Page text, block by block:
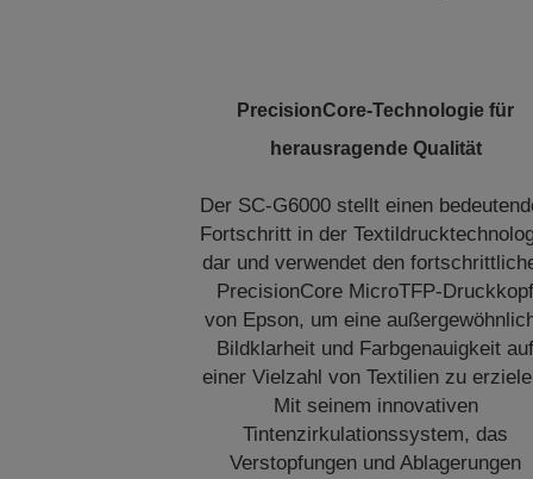
PrecisionCore-Technologie für
herausragende Qualität
Der SC-G6000 stellt einen
Fortschritt in der
dar und verwendet den
PrecisionCore MicroTFP-Druckkopf
von Epson, um eine
Bildklarheit und Farbgenauigkeit auf
einer Vielzahl von Textilien zu
Mit seinem innovativen
Tintenzirkulationssystem, das
Verstopfungen und Ablagerungen